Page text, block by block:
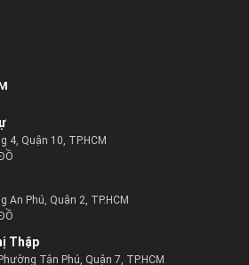
Liên Quan:
sofa cho phòng khách
Sofa Giá Rẻ miễn phí giao hàng
4, Quận 10, TP.HCM
An Phú, Quận 2, TP.HCM
Thập
Tân Phú, Quận 7, TP.HCM